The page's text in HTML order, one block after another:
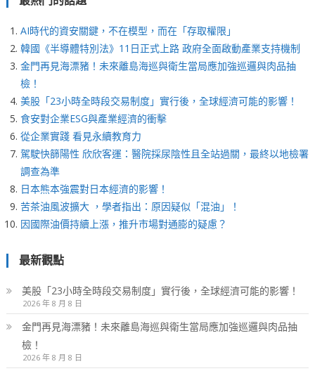
AI時代的資安關鍵，不在模型，而在「存取權限」
韓國《半導體特別法》11日正式上路 政府全面啟動產業支持機制
金門再見海漂豬！未來離島海巡與衛生當局應加強巡邏與肉品抽
檢！
美股「23小時全時段交易制度」實行後，全球經濟可能的影響！
食安對企業ESG與產業經濟的衝擊
從企業實踐 看見永續教育力
駕駛快篩陽性 欣欣客運：醫院採尿陰性且全站過關，最終以地檢署
調查為準
日本熊本強震對日本經濟的影響！
苦茶油風波擴大 ，學者指出：原因疑似「混油」！
因國際油價持續上漲，推升市場對通膨的疑慮？
最新觀點
美股「23小時全時段交易制度」實行後，全球經濟可能的影響！
2026 年 8 月 8 日
金門再見海漂豬！未來離島海巡與衛生當局應加強巡邏與肉品抽
檢！
2026 年 8 月 8 日